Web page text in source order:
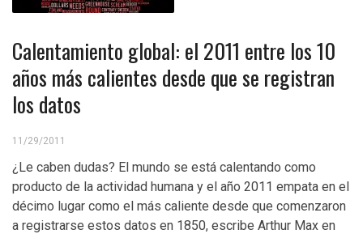
Calentamiento global: el 2011 entre los 10
años más calientes desde que se registran
los datos
11/29/2011
¿Le caben dudas? El mundo se está calentando como
producto de la actividad humana y el año 2011 empata en el
décimo lugar como el más caliente desde que comenzaron
a registrarse estos datos en 1850, escribe Arthur Max en